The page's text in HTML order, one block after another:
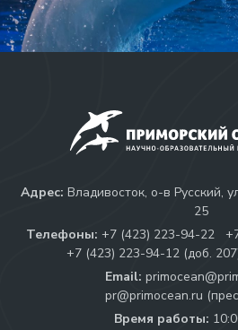
Адрес: Владивосток, о-в Русский,
25
Телефоны: +7 (423) 223-94-22
+7 (423) 223-94-12 (доб.
Email:
pr@primocean.ru
Время работы: